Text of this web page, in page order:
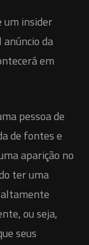
um insider
da
em
pessoa de
de fontes e
aparição no
ter uma
ou seja,
seus